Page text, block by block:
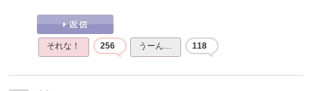
それな！ 256 うーん… 118